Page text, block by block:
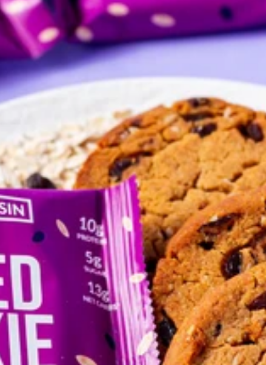
Comprar Ahora